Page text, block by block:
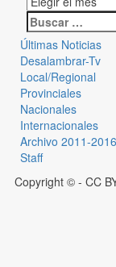
Últimas Noticias
Desalambrar-Tv
Local/Regional
Provinciales
Nacionales
Internacionales
Archivo 2011-2016
Staff
Copyright © - CC